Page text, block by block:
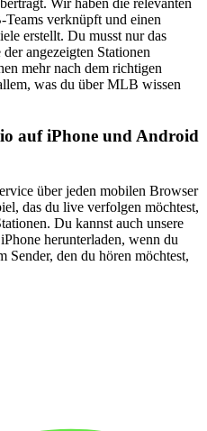
Wir haben die relevanten
verknüpft und einen
erstellt. Du musst nur das
angezeigten Stationen
mehr nach dem richtigen
was du über MLB wissen
auf iPhone und Android
über jeden mobilen Browser
das du live verfolgen möchtest,
Du kannst auch unsere
herunterladen, wenn du
Sender, den du hören möchtest,